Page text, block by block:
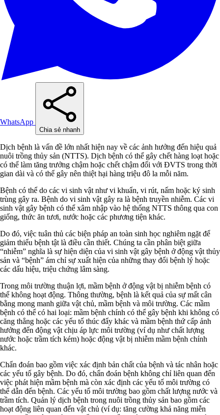
WhatsApp
Chia sẻ nhanh
Dịch bệnh là vấn đề lớn nhất hiện nay về các ảnh hưởng đến hiệu quả
nuôi trồng thủy sản (NTTS). Dịch bệnh có thể gây chết hàng loạt hoặc
có thể làm tăng trưởng chậm hoặc chết chậm đối với ĐVTS trong thời
gian dài và có thể gây nên thiệt hại hàng triệu đô la mỗi năm.
Bệnh có thể do các vi sinh vật như vi khuẩn, vi rút, nấm hoặc ký sinh
trùng gây ra. Bệnh do vi sinh vật gây ra là bệnh truyền nhiễm. Các vi
sinh vật gây bệnh có thể xâm nhập vào hệ thống NTTS thông qua con
giống, thức ăn tươi, nước hoặc các phương tiện khác.
Do đó, việc tuân thủ các biện pháp an toàn sinh học nghiêm ngặt để
giảm thiểu bệnh tật là điều cần thiết. Chúng ta cần phân biệt giữa
“nhiễm” nghĩa là sự hiện diện của vi sinh vật gây bệnh ở động vật thủy
sản và “bệnh” ám chỉ sự xuất hiện của những thay đổi bệnh lý hoặc
các dấu hiệu, triệu chứng lâm sàng.
Trong môi trường thuận lợi, mầm bệnh ở động vật bị nhiễm bệnh có
thể không hoạt động. Thông thường, bệnh là kết quả của sự mất cân
bằng mong manh giữa vật chủ, mầm bệnh và môi trường. Các mầm
bệnh có thể có hai loại: mầm bệnh chính có thể gây bệnh khi không có
căng thẳng hoặc các yếu tố thúc đẩy khác và mầm bệnh thứ cấp ảnh
hưởng đến động vật chịu áp lực môi trường (ví dụ như chất lượng
nước hoặc trầm tích kém) hoặc động vật bị nhiễm mầm bệnh chính
khác.
Chẩn đoán bao gồm việc xác định bản chất của bệnh và tác nhân hoặc
các yếu tố gây bệnh. Do đó, chẩn đoán bệnh không chỉ liên quan đến
việc phát hiện mầm bệnh mà còn xác định các yếu tố môi trường có
thể dẫn đến bệnh. Các yếu tố môi trường bao gồm chất lượng nước và
trầm tích. Quản lý dịch bệnh trong nuôi trồng thủy sản bao gồm các
hoạt động liên quan đến vật chủ (ví dụ: tăng cường khả năng miễn